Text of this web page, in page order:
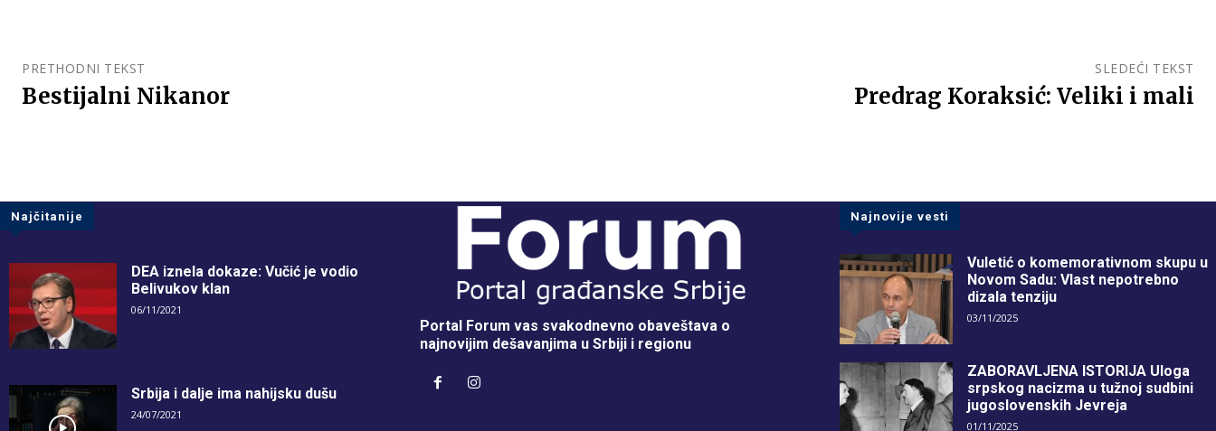
PRETHODNI TEKST
Bestijalni Nikanor
SLEDEĆI TEKST
Predrag Koraksić: Veliki i mali
Najčitanije
DEA iznela dokaze: Vučić je vodio
Belivukov klan
06/11/2021
Srbija i dalje ima nahijsku dušu
24/07/2021
Portal Forum vas svakodnevno obaveštava o
najnovijim dešavanjima u Srbiji i regionu
Najnovije vesti
Vuletić o komemorativnom skupu u
Novom Sadu: Vlast nepotrebno
dizala tenziju
03/11/2025
ZABORAVLJENA ISTORIJA Uloga
srpskog nacizma u tužnoj sudbini
jugoslovenskih Jevreja
01/11/2025